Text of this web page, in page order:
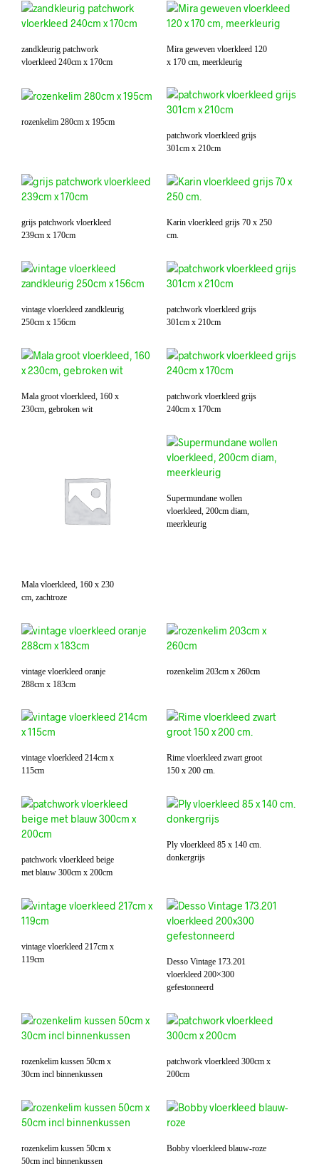
zandkleurig patchwork
vloerkleed 240cm x 170cm
Mira geweven vloerkleed 120
x 170 cm, meerkleurig
rozenkelim 280cm x 195cm
patchwork vloerkleed grijs
301cm x 210cm
grijs patchwork vloerkleed
239cm x 170cm
Karin vloerkleed grijs 70 x 250
cm.
vintage vloerkleed zandkleurig
250cm x 156cm
patchwork vloerkleed grijs
301cm x 210cm
Mala groot vloerkleed, 160 x
230cm, gebroken wit
patchwork vloerkleed grijs
240cm x 170cm
Mala vloerkleed, 160 x 230
cm, zachtroze
Supermundane wollen
vloerkleed, 200cm diam,
meerkleurig
vintage vloerkleed oranje
288cm x 183cm
rozenkelim 203cm x 260cm
vintage vloerkleed 214cm x
115cm
Rime vloerkleed zwart groot
150 x 200 cm.
patchwork vloerkleed beige
met blauw 300cm x 200cm
Ply vloerkleed 85 x 140 cm.
donkergrijs
vintage vloerkleed 217cm x
119cm
Desso Vintage 173.201
vloerkleed 200×300
gefestonneerd
rozenkelim kussen 50cm x
30cm incl binnenkussen
patchwork vloerkleed 300cm x
200cm
rozenkelim kussen 50cm x
50cm incl binnenkussen
Bobby vloerkleed blauw-roze